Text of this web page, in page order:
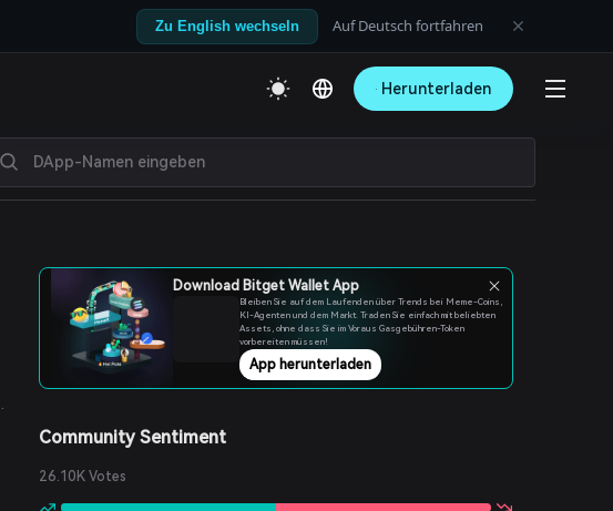
Zu English wechseln Auf Deutsch fortfahren
Herunterladen
Download Bitget Wallet App
Bleiben Sie auf dem Laufenden über Trends bei Meme-Coins,
KI-Agenten und dem Markt. Traden Sie einfach mit beliebten
Assets, ohne dass Sie im Voraus Gasgebühren-Token
vorbereiten müssen!
App herunterladen
Community Sentiment
26.10K Votes